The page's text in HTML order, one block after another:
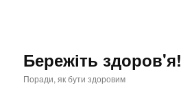
Бережіть здоров'я!
Поради, як бути здоровим